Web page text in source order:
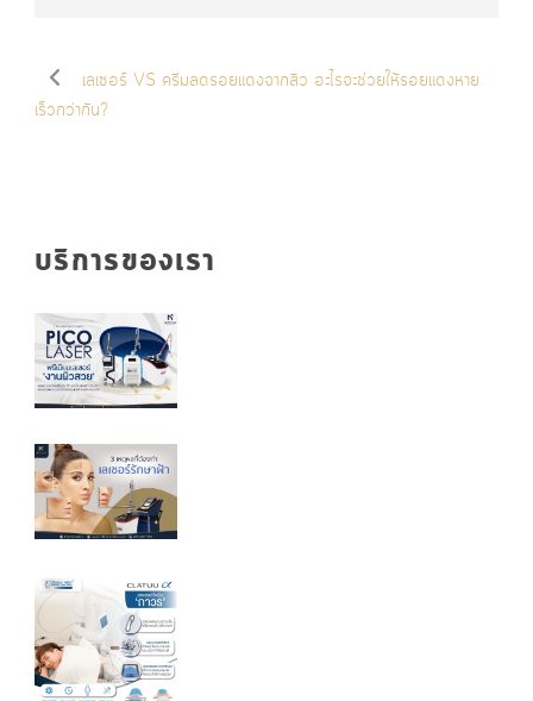
เลเซอร์ VS ครีมลดรอยแดงจากสิว อะไรจะช่วยให้รอยแดงหาย
เร็วกว่ากัน?
บริการของเรา